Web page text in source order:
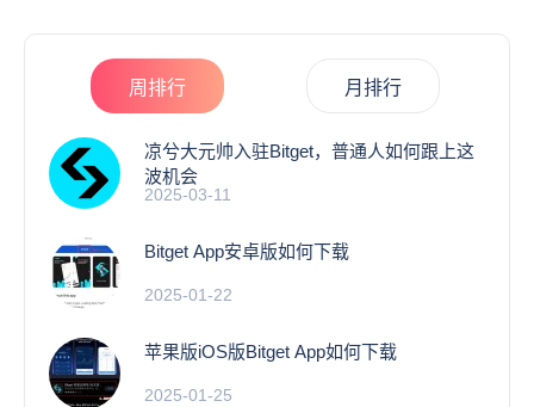
周排行 月排行
凉兮大元帅入驻Bitget，普通人如何跟上这
波机会
2025-03-11
Bitget App安卓版如何下载
2025-01-22
苹果版iOS版Bitget App如何下载
2025-01-25